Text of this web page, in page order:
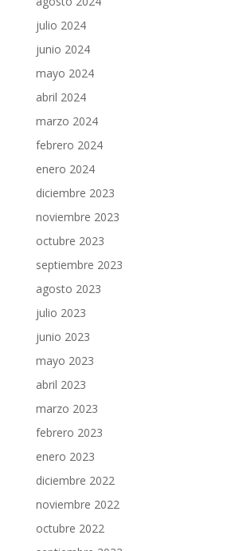
julio 2024
junio 2024
mayo 2024
abril 2024
marzo 2024
febrero 2024
enero 2024
diciembre 2023
noviembre 2023
octubre 2023
septiembre 2023
agosto 2023
julio 2023
junio 2023
mayo 2023
abril 2023
marzo 2023
febrero 2023
enero 2023
diciembre 2022
noviembre 2022
octubre 2022